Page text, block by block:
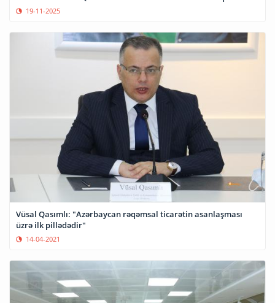
19-11-2025
Vüsal Qasımlı: "Azərbaycan rəqəmsal ticarətin asanlaşması
üzrə ilk pillədədir"
14-04-2021